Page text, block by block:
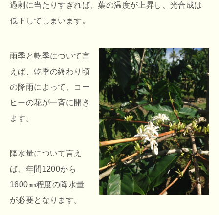
過剰に当たりすぎれば、葉の温度が上昇し、光合成は
低下してしまいます。
雨季と乾季について言
えば、乾季の終わり頃
の降雨によって、コー
ヒーの花が一斉に開き
ます。
降水量について言え
ば、年間1200から
1600㎜程度の降水量
が必要となります。